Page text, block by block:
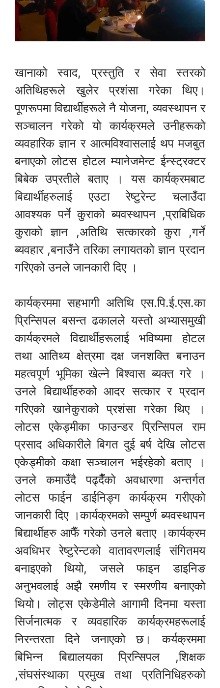
खानाको स्वाद, प्रस्तुति र सेवा स्तरको
अतिथिहरूले खुलेर प्रशंसा गरेका थिए।
पूणरूपमा विद्यार्थीहरूले नै योजना, व्यवस्थापन र
सञ्चालन गरेको यो कार्यक्रमले उनीहरूको
व्यवहारिक ज्ञान र आत्मविश्वासलाई थप मजबुत
बनाएको लोटस होटल म्यानेजमेन्ट ईन्स्ट्रक्टर
बिबेक उप्रतीले बताए । यस कार्यक्रमबाट
बिद्यार्थीहरुलाई एउटा रेष्टुरेन्ट चलाउँदा
आवश्यक पर्ने कुराको ब्यवस्थापन ,प्राबिधिक
कुराको ज्ञान ,अतिथि सत्कारको कुरा ,गर्ने
ब्यवहार ,बनाउँने तरिका लगायतको ज्ञान प्रदान
गरिएको उनले जानकारी दिए ।
कार्यक्रममा सहभागी अतिथि एस.पि.ई.एस.का
प्रिन्सिपल बसन्त ढकालले यस्तो अभ्यासमुखी
कार्यक्रमले विद्यार्थीहरूलाई भविष्यमा होटल
तथा आतिथ्य क्षेत्रमा दक्ष जनशक्ति बनाउन
महत्वपूर्ण भूमिका खेल्ने बिश्वास ब्यक्त गरे ।
उनले बिद्यार्थीहरुको आदर सत्कार र प्रदान
गरिएको खानेकुराको प्रशंसा गरेका थिए ।
लोटस एकेड्मीका फाउन्डर प्रिन्सिपल राम
प्रसाद अधिकारीले बिगत दुई बर्ष देखि लोटस
एकेड्मीको कक्षा सञ्चालन भईरहेको बताए ।
उनले कमाउँदै पढ्दैँको अवधारणा अन्तर्गत
लोटस फाईन डाईनिङ्ग कार्यक्रम गरीएको
जानकारी दिए ।कार्यक्रमको सम्पुर्ण ब्यवस्थापन
बिद्यार्थीहरु आफैँ गरेको उनले बताए ।कार्यक्रम
अवधिभर रेष्टुरेन्टको वातावरणलाई संगितमय
बनाइएको थियो, जसले फाइन डाइनिङ
अनुभवलाई अझै रमणीय र स्मरणीय बनाएको
थियो। लोट्स एकेडेमीले आगामी दिनमा यस्ता
सिर्जनात्मक र व्यवहारिक कार्यक्रमहरूलाई
निरन्तरता दिने जनाएको छ। कर्यक्रममा
बिभिन्न बिद्यालयका प्रिन्सिपल ,शिक्षक
,संघसंस्थाका प्रमुख तथा प्रतिनिधिहरुको